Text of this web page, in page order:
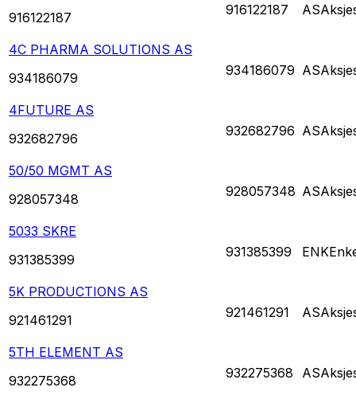
916122187
916122187 AS
4C PHARMA SOLUTIONS AS
934186079
934186079 AS
4FUTURE AS
932682796
932682796 AS
50/50 MGMT AS
928057348
928057348 AS
5033 SKRE
931385399
931385399 ENK
5K PRODUCTIONS AS
921461291
921461291 AS
5TH ELEMENT AS
932275368
932275368 AS